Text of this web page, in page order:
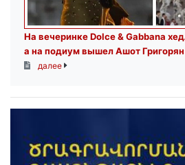
На вечеринке Dolce & Gabbana
а на подиум вышел Ашот Григорян
далее